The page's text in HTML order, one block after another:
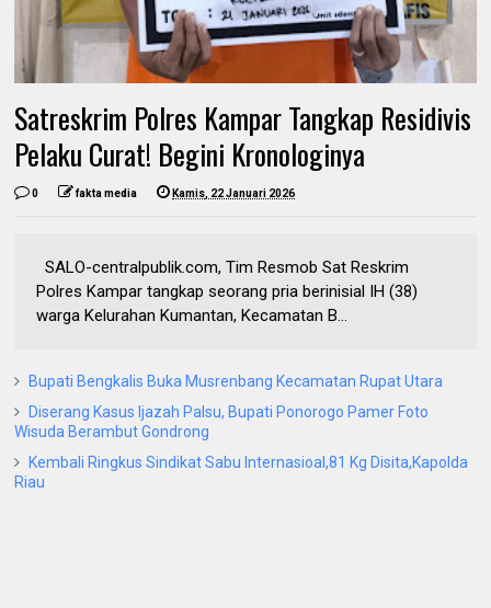
Satreskrim Polres Kampar Tangkap Residivis
Pelaku Curat! Begini Kronologinya
0 fakta media Kamis, 22 Januari 2026
SALO-centralpublik.com, Tim Resmob Sat Reskrim
Polres Kampar tangkap seorang pria berinisial IH (38)
warga Kelurahan Kumantan, Kecamatan B...
Bupati Bengkalis Buka Musrenbang Kecamatan Rupat Utara
Diserang Kasus Ijazah Palsu, Bupati Ponorogo Pamer Foto
Wisuda Berambut Gondrong
Kembali Ringkus Sindikat Sabu Internasioal,81 Kg Disita,Kapolda
Riau